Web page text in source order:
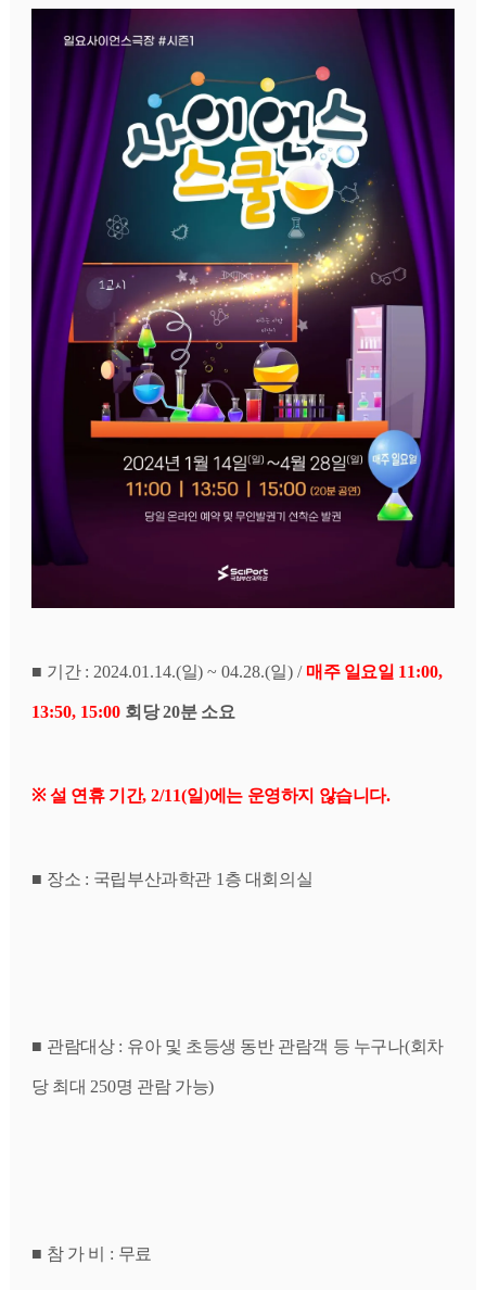
■ 기간 : 2024.01.14.(일) ~ 04.28.(일) / 매주 일요일 11:00,
13:50, 15:00 회당 20분 소요
※ 설 연휴 기간, 2/11(일)에는 운영하지 않습니다.
■ 장소 : 국립부산과학관 1 층 대회의실
■ 관람대상 : 유아 및 초등생 동반 관람객 등 누구나(회차
당 최대 250명 관람 가능)
■ 참 가 비 : 무료